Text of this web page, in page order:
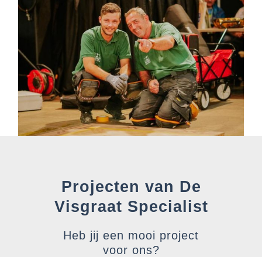
Projecten van De
Visgraat Specialist
Heb jij een mooi project
voor ons?